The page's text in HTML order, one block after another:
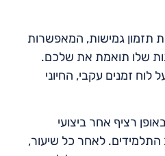
תזמון גמישות, המאפשרות
שלו תואמת את שלכם.
לוח זמנים עקבי, החיוני
רציף אחר ביצועי
לאחר כל שיעור,